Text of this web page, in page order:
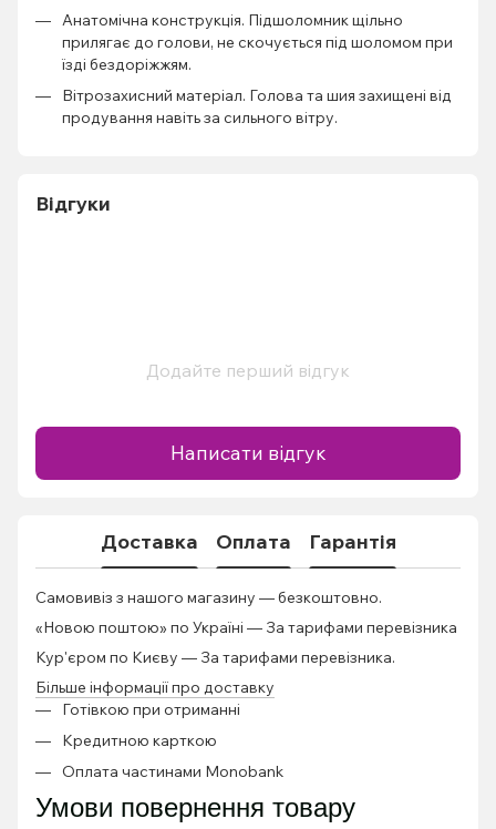
Анатомічна конструкція. Підшоломник щільно
прилягає до голови, не скочується під шоломом при
їзді бездоріжжям.
Вітрозахисний матеріал. Голова та шия захищені від
продування навіть за сильного вітру.
Відгуки
Додайте перший відгук
Написати відгук
Доставка Оплата Гарантія
Самовивіз з нашого магазину — безкоштовно.
«Новою поштою» по Україні — За тарифами перевізника
Кур'єром по Києву — За тарифами перевізника.
Більше інформації про доставку
Готівкою при отриманні
Кредитною карткою
Оплата частинами Monobank
Умови повернення товару